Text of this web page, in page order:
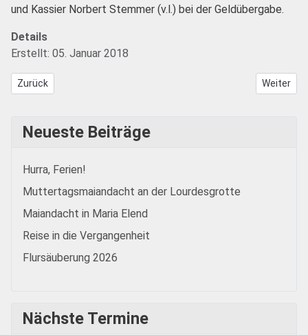
Neueste Beiträge
Hurra, Ferien!
Muttertagsmaiandacht an der Lourdesgrotte
Maiandacht in Maria Elend
Reise in die Vergangenheit
Flursäuberung 2026
Nächste Termine
und Kassier Norbert Stemmer (v.l.) bei der Geldübergabe.
Details
Erstellt: 05. Januar 2018
Vorheriger Beitrag: Mitgliederversammlung 2018
Zurück Nächster
Weiter